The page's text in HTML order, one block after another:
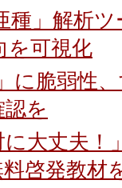
種」解析
を可視化
」に脆弱性
を
に大丈夫
啓発教材